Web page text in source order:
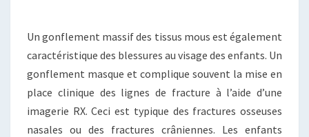
Un gonflement massif des tissus mous est également
caractéristique des blessures au visage des enfants. Un
gonflement masque et complique souvent la mise en
place clinique des lignes de fracture à l’aide d’une
imagerie RX. Ceci est typique des fractures osseuses
nasales ou des fractures crâniennes. Les enfants